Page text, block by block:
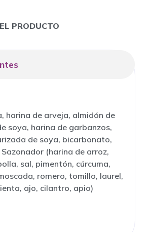
PRODUCTO
harina de arveja, almidón de
soya, harina de garbanzos,
de soya, bicarbonato,
Sazonador (harina de arroz,
sal, pimentón, cúrcuma,
romero, tomillo, laurel,
ajo, cilantro, apio)